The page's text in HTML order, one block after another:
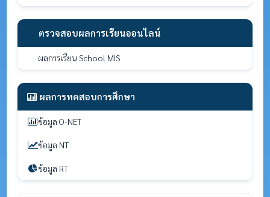
ตรวจสอบผลการเรียนออนไลน์
ผลการเรียน School MIS
ผลการทดสอบการศึกษา
ข้อมูล O-NET
ข้อมูล NT
ข้อมูล RT